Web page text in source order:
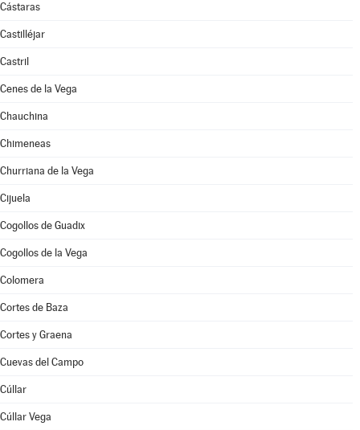
Cástaras
Castilléjar
Castril
Cenes de la Vega
Chauchina
Chimeneas
Churriana de la Vega
Cijuela
Cogollos de Guadix
Cogollos de la Vega
Colomera
Cortes de Baza
Cortes y Graena
Cuevas del Campo
Cúllar
Cúllar Vega